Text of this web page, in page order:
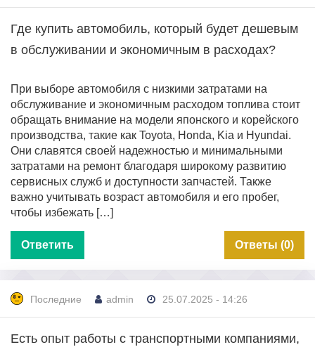
Где купить автомобиль, который будет дешевым
в обслуживании и экономичным в расходах?
При выборе автомобиля с низкими затратами на
обслуживание и экономичным расходом топлива стоит
обращать внимание на модели японского и корейского
производства, такие как Toyota, Honda, Kia и Hyundai.
Они славятся своей надежностью и минимальными
затратами на ремонт благодаря широкому развитию
сервисных служб и доступности запчастей. Также
важно учитывать возраст автомобиля и его пробег,
чтобы избежать […]
Ответить Ответы (0)
Последние admin 25.07.2025 - 14:26
Есть опыт работы с транспортными компаниями,